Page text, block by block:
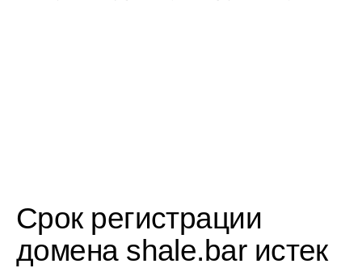
Срок регистрации
домена shale.bar истек